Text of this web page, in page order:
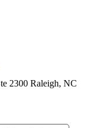
2300 Raleigh, NC